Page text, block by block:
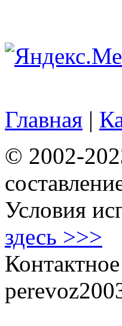
Главная |
© 2002-
Условия
здесь >>>